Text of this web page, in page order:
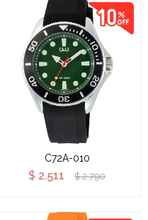
C72A-010
$ 2.511 $ 2.790